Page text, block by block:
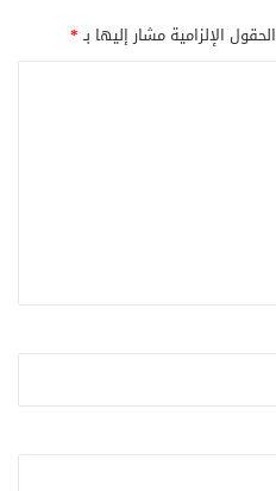
الحقول الإلزامية مشار إليها بـ*